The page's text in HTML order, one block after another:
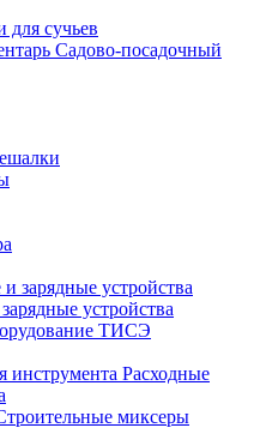
для сучьев
Садово-посадочный
устройства
ТИСЭ
Расходные
миксеры